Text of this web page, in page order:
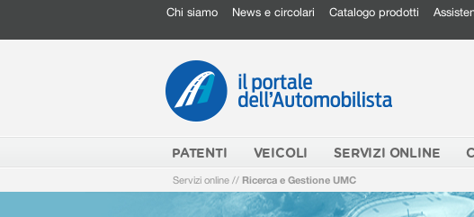
Chi siamo News e circolari Catalogo prodotti
PATENTI VEICOLI SERVIZI ONLINE
Servizi online // Ricerca e Gestione UMC